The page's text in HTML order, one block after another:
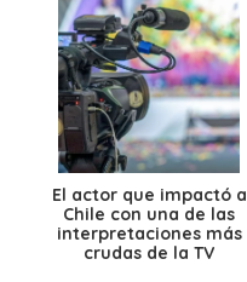
El actor que impactó a
Chile con una de las
interpretaciones más
crudas de la TV